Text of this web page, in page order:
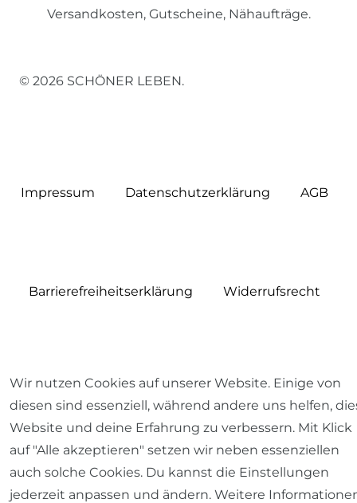
Versandkosten, Gutscheine, Nähaufträge.
© 2026 SCHÖNER LEBEN.
Impressum Daten­schutz­erklärung AGB
Barrierefreiheitserklärung Widerrufs­recht
VERTRAG WIDERRUFEN Kontakt
Wir nutzen Cookies auf unserer Website. Einige von
diesen sind essenziell, während andere uns helfen,
Website und deine Erfahrung zu verbessern. Mit Klick
auf "Alle akzeptieren" setzen wir neben essenziellen
auch solche Cookies. Du kannst die Einstellungen
jederzeit anpassen und ändern. Weitere